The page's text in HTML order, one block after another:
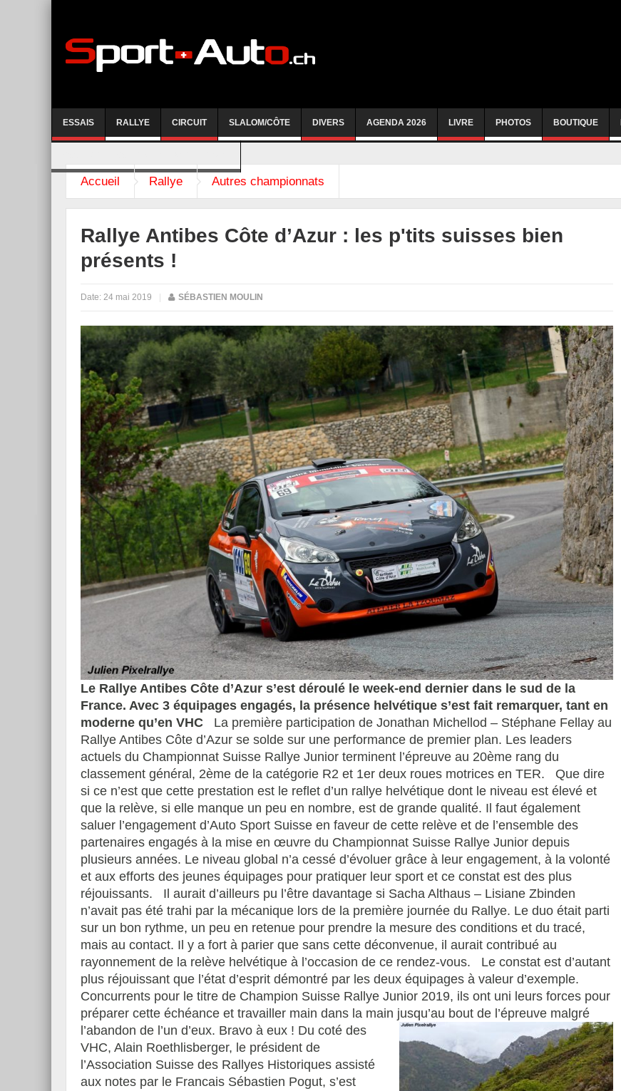
ESSAIS RALLYE CIRCUIT SLALOM/CÔTE DIVERS AGENDA 2026 LIVRE PHOTOS BOUTIQUE
Accueil Rallye Autres championnats
Rallye Antibes Côte d’Azur : les p'tits suisses bien
présents !
Date: 24 mai 2019 SÉBASTIEN MOULIN
Le Rallye Antibes Côte d’Azur s’est déroulé le week-end dernier dans le sud de la
France. Avec 3 équipages engagés, la présence helvétique s’est fait remarquer, tant en
moderne qu’en VHC La première participation de Jonathan Michellod – Stéphane Fellay au
Rallye Antibes Côte d’Azur se solde sur une performance de premier plan. Les leaders
actuels du Championnat Suisse Rallye Junior terminent l’épreuve au 20ème rang du
classement général, 2ème de la catégorie R2 et 1er deux roues motrices en TER. Que dire
si ce n’est que cette prestation est le reflet d’un rallye helvétique dont le niveau est élevé et
que la relève, si elle manque un peu en nombre, est de grande qualité. Il faut également
saluer l’engagement d’Auto Sport Suisse en faveur de cette relève et de l’ensemble des
partenaires engagés à la mise en œuvre du Championnat Suisse Rallye Junior depuis
plusieurs années. Le niveau global n’a cessé d’évoluer grâce à leur engagement, à la volonté
et aux efforts des jeunes équipages pour pratiquer leur sport et ce constat est des plus
réjouissants. Il aurait d’ailleurs pu l’être davantage si Sacha Althaus – Lisiane Zbinden
n’avait pas été trahi par la mécanique lors de la première journée du Rallye. Le duo était parti
sur un bon rythme, un peu en retenue pour prendre la mesure des conditions et du tracé,
mais au contact. Il y a fort à parier que sans cette déconvenue, il aurait contribué au
rayonnement de la relève helvétique à l’occasion de ce rendez-vous. Le constat est d’autant
plus réjouissant que l’état d’esprit démontré par les deux équipages à valeur d’exemple.
Concurrents pour le titre de Champion Suisse Rallye Junior 2019, ils ont uni leurs forces pour
préparer cette échéance et travailler main dans la main jusqu’au bout de l’épreuve malgré
l’abandon de l’un d’eux. Bravo à eux ! Du coté des
VHC, Alain Roethlisberger, le président de
l’Association Suisse des Rallyes Historiques assisté
aux notes par le Francais Sébastien Pogut, s’est
Essai – Morgan Supersport